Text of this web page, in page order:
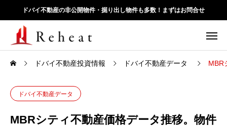
ドバイ不動産の非公開物件・掘り出し物件も多数！まずはお問合せ
ドバイ不動産投資情報 ドバイ不動産データ MBR
ドバイ不動産データ
MBRシティ不動産価格データ推移。物件